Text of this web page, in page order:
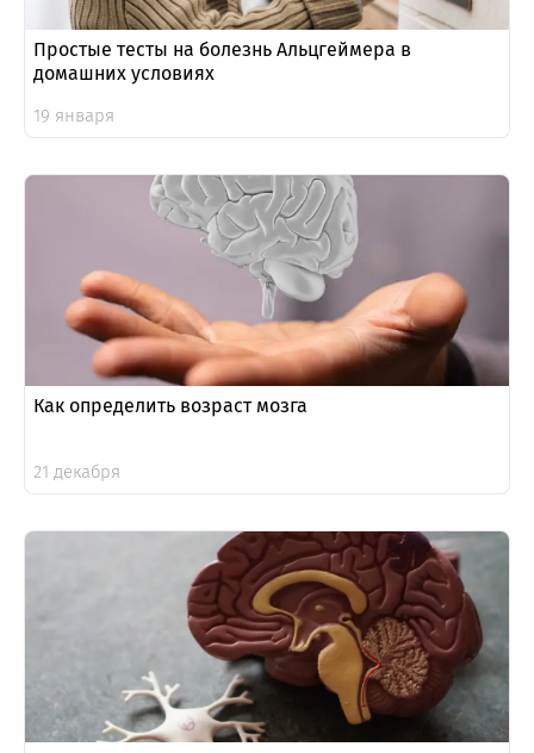
Простые тесты на болезнь Альцгеймера в
домашних условиях
19 января
Как определить возраст мозга
21 декабря